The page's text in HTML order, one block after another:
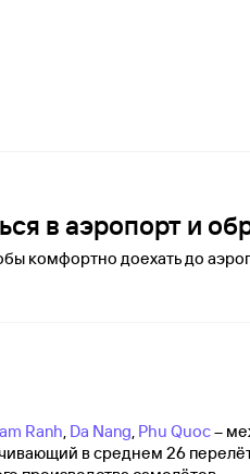
в аэропорт и
комфортно доехать до
Ranh, Da Nang, Phu Quoc–
в среднем 26